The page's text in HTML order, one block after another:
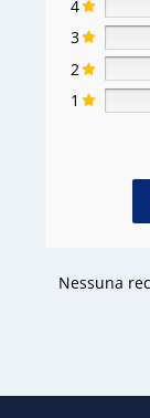
4
3
2
1
Nessuna